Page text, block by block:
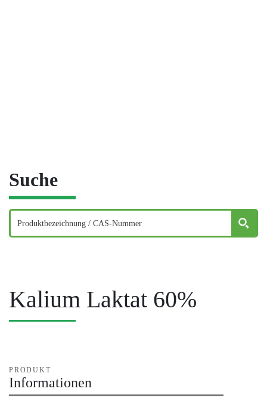
Suche
Kalium Laktat 60%
PRODUKT
Informationen